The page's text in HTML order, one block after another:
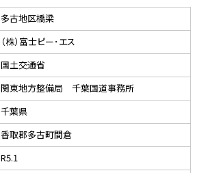
多古地区橋梁
（株）富士ピー･エス
国土交通省
関東地方整備局 千葉国道事務所
千葉県
香取郡多古町間倉
R5.1